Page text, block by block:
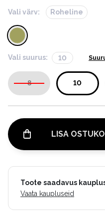
Vali värv: Roheline
Vali suurus: 10
8 10
LISA
Toote saadavus
Vaata kaupluseid